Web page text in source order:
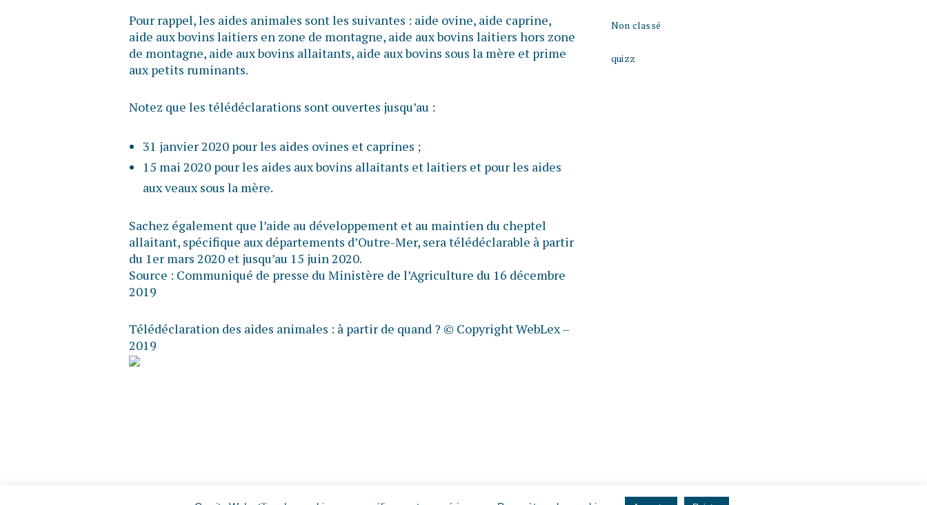
Pour rappel, les aides animales sont les suivantes : aide ovine, aide caprine,
aide aux bovins laitiers en zone de montagne, aide aux bovins laitiers hors zone
de montagne, aide aux bovins allaitants, aide aux bovins sous la mère et prime
aux petits ruminants.
Notez que les télédéclarations sont ouvertes jusqu’au :
31 janvier 2020 pour les aides ovines et caprines ;
15 mai 2020 pour les aides aux bovins allaitants et laitiers et pour les aides
aux veaux sous la mère.
Sachez également que l’aide au développement et au maintien du cheptel
allaitant, spécifique aux départements d’Outre-Mer, sera télédéclarable à partir
du 1er mars 2020 et jusqu’au 15 juin 2020.
Source : Communiqué de presse du Ministère de l’Agriculture du 16 décembre
2019
Télédéclaration des aides animales : à partir de quand ? © Copyright WebLex –
2019
Non classé
quizz